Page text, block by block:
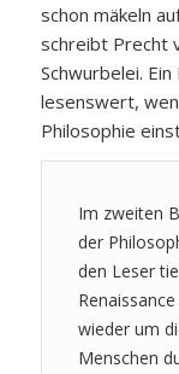
schon mäkeln
schreibt Precht
Schwurbelei.
lesenswert,
Philosophie
Im zweiten
der
den Leser
wieder um
Menschen